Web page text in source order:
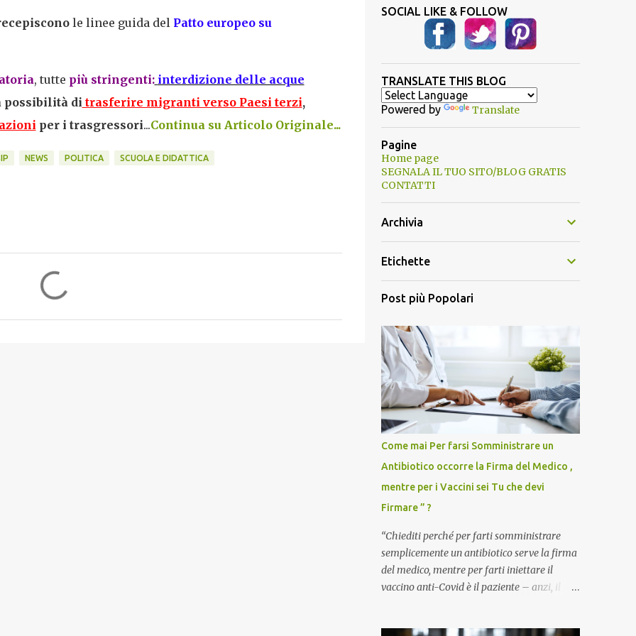
le linee guida del Patto europeo su
, tutte più stringenti: interdizione delle acque
di trasferire migranti verso Paesi terzi,
per i trasgressori...Continua su Articolo Originale...
NEWS POLITICA SCUOLA E DIDATTICA
SOCIAL LIKE & FOLLOW
TRANSLATE THIS BLOG
Powered by Translate
Pagine
Home page
SEGNALA IL TUO SITO/BLOG GRATIS
CONTATTI
Archivia
Etichette
Post più Popolari
Come mai Per farsi Somministrare un
Antibiotico occorre la Firma del Medico ,
mentre per i Vaccini sei Tu che devi
Firmare ” ?
“Chiediti perché per farti somministrare
semplicemente un antibiotico serve la firma
del medico, mentre per farti iniettare il
vaccino anti-Covid è il paziente – anzi, il